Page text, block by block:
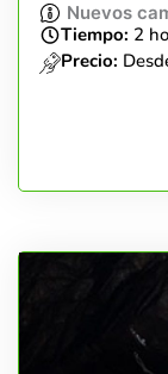
Nuevos
Tiempo: 2
Precio: